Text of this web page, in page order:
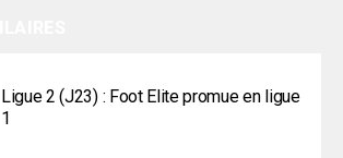
Ligue 2 (J23) : Foot Elite promue en ligue
1